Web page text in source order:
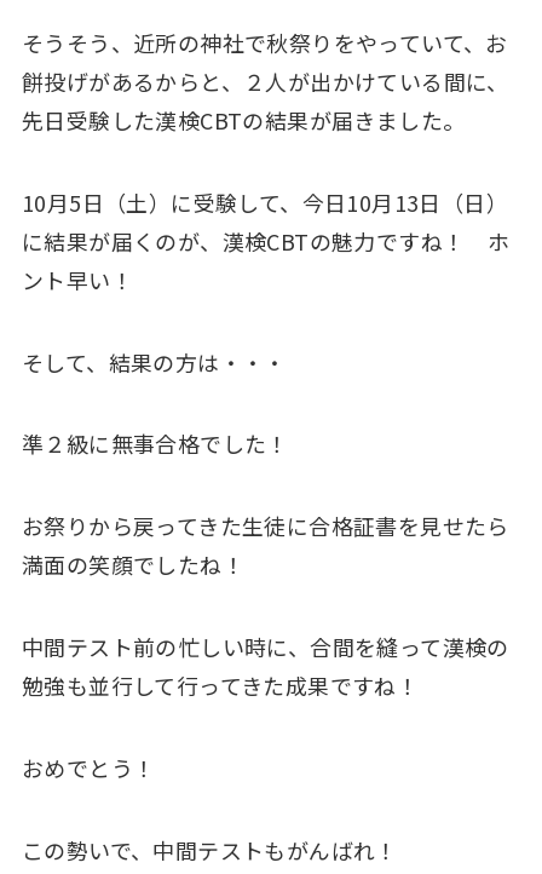
そうそう、近所の神社で秋祭りをやっていて、お
餅投げがあるからと、２人が出かけている間に、
先日受験した漢検CBTの結果が届きました。
10月5日（土）に受験して、今日10月13日（日）
に結果が届くのが、漢検CBTの魅力ですね！ ホ
ント早い！
そして、結果の方は・・・
準２級に無事合格でした！
お祭りから戻ってきた生徒に合格証書を見せたら
満面の笑顔でしたね！
中間テスト前の忙しい時に、合間を縫って漢検の
勉強も並行して行ってきた成果ですね！
おめでとう！
この勢いで、中間テストもがんばれ！